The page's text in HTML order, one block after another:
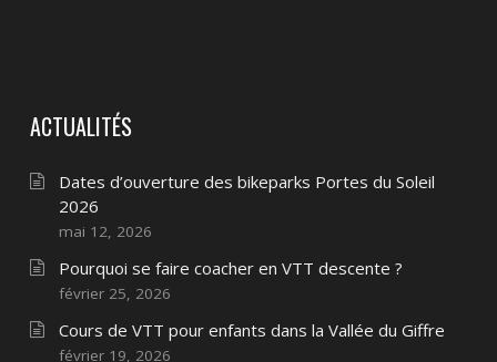
ACTUALITÉS
Dates d’ouverture des bikeparks Portes du Soleil
2026
mai 12, 2026
Pourquoi se faire coacher en VTT descente ?
février 25, 2026
Cours de VTT pour enfants dans la Vallée du Giffre
février 19, 2026